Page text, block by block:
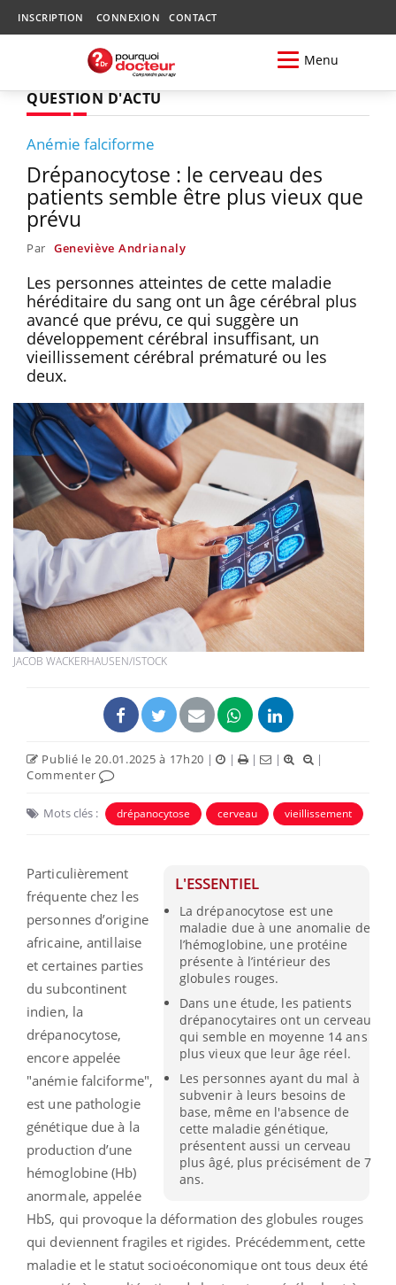
INSCRIPTION CONNEXION CONTACT
Menu
QUESTION D'ACTU
Anémie falciforme
Drépanocytose : le cerveau des
patients semble être plus vieux que
prévu
Par Geneviève Andrianaly
Les personnes atteintes de cette maladie
héréditaire du sang ont un âge cérébral plus
avancé que prévu, ce qui suggère un
développement cérébral insuffisant, un
vieillissement cérébral prématuré ou les
deux.
JACOB WACKERHAUSEN/ISTOCK
Publié le 20.01.2025 à 17h20 | | | |
|
Commenter
Mots clés : drépanocytose cerveau vieillissement
L'ESSENTIEL
La drépanocytose est une
maladie due à une anomalie de
l’hémoglobine, une protéine
présente à l’intérieur des
globules rouges.
Dans une étude, les patients
drépanocytaires ont un cerveau
qui semble en moyenne 14 ans
plus vieux que leur âge réel.
Les personnes ayant du mal à
subvenir à leurs besoins de
base, même en l'absence de
cette maladie génétique,
présentent aussi un cerveau
plus âgé, plus précisément de 7
ans.
Particulièrement
fréquente chez les
personnes d’origine
africaine, antillaise
et certaines parties
du subcontinent
indien, la
drépanocytose,
encore appelée
"anémie falciforme",
est une pathologie
génétique due à la
production d’une
hémoglobine (Hb)
anormale, appelée
HbS, qui provoque la déformation des globules rouges
qui deviennent fragiles et rigides. Précédemment, cette
maladie et le statut socioéconomique ont tous deux été